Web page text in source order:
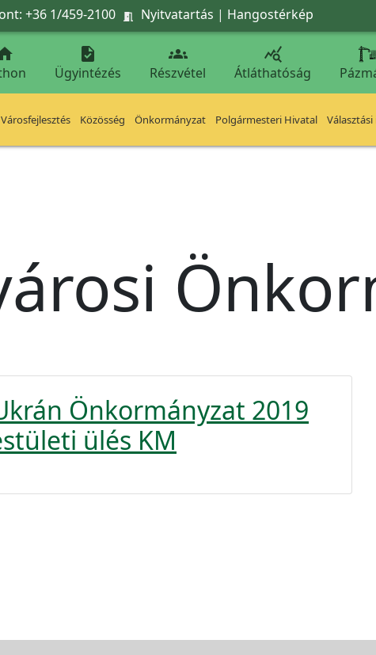
+36 1/459-2100  Nyitvatartás | Hangostérkép

Ügyintézés

Részvétel

Átláthatóság
Városfejlesztés Közösség Önkormányzat Polgármesteri Hivatal
Önkormányzat 2019
ülés KM